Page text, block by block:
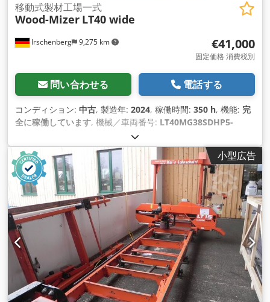
Irschenberg 9,275 km
移動式製材工場一式
Wood-Mizer LT40 wide
€41,000
固定価格 消費税別
問い合わせる 電話する
コンディション: 中古, 製造年: 2024, 稼働時間: 350 h, 機能: 完
全に稼働しています, 機械／車両番号: LT40MG38SDHP5-
6,100 mm
重量:2,600 kg（キログラム）, 高さ調整タイプ:電気, 最大切断
幅:820 mm, 装備: シャーシ 小型広告